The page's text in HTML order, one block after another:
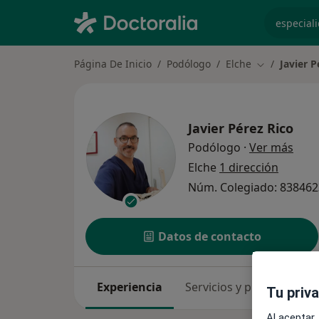
Página De Inicio Podólogo Elche Cambiar de
Javier
Javier Pérez Rico
Podólogo · Ver más
Elche 1 dirección
Núm. Colegiado:
Datos de contacto
Experiencia Servicios y precios
Tu